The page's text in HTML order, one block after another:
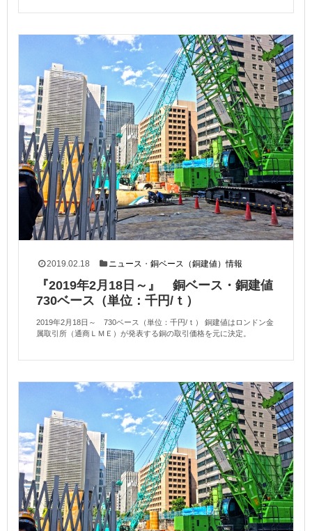
2019.02.18 ニュース ・銅ベース（銅建値）情報
『2019年2月18日～』 銅ベース・銅建値
730ベース（単位：千円/ｔ）
2019年2月18日～ 730ベース（単位：千円/ｔ） 銅建値はロンドン金
属取引所（通商ＬＭＥ）が発表する銅の取引価格を元に決定。